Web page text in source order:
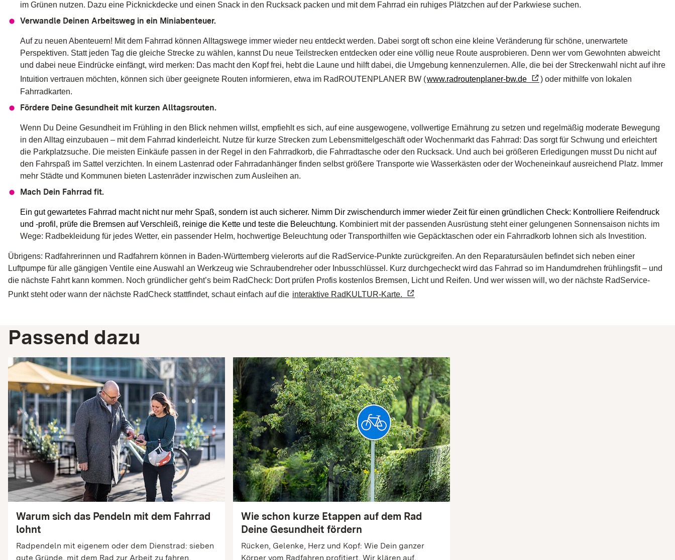
im Grünen nutzen. Dazu eine Picknickdecke und einen Snack in den Rucksack packen und mit dem Fahrrad ein ruhiges Plätzchen auf der Parkwiese suchen.
Verwandle Deinen Arbeitsweg in ein Miniabenteuer.
Auf zu neuen Abenteuern! Mit dem Fahrrad können Alltagswege immer wieder neu entdeckt werden. Dabei sorgt oft schon eine kleine Veränderung für schöne, unerwartete
Perspektiven. Statt jeden Tag die gleiche Strecke zu wählen, kannst Du neue Teilstrecken entdecken oder eine völlig neue Route ausprobieren. Denn wer vom Gewohnten abweicht
und dabei neue Eindrücke einfängt, wird merken: Das macht den Kopf frei, hebt die Laune und hilft dabei, die Umgebung kennenzulernen. Alle, die bei der Streckenwahl nicht auf ihre
Intuition vertrauen möchten, können sich über geeignete Routen informieren, etwa im RadROUTENPLANER BW (www.rad­rou­ten­pla­ner-bw.de
) oder mithilfe von lokalen
Fahrradkarten.
Fördere Deine Gesundheit mit kurzen Alltagsrouten.
Wenn Du Deine Gesundheit im Frühling in den Blick nehmen willst, empfiehlt es sich, auf eine ausgewogene, vollwertige Ernährung zu setzen und regelmäßig moderate Bewegung
in den Alltag einzubauen – mit dem Fahrrad kinderleicht. Nutze für kurze Strecken zum Lebensmittelgeschäft oder Wochenmarkt das Fahrrad: Das sorgt für Schwung und erleichtert
die Parkplatzsuche. Die meisten Einkäufe passen in der Regel in den Fahrradkorb, die Fahrradtasche oder den Rucksack. Und auch bei größeren Erledigungen musst Du nicht auf
den Fahrspaß im Sattel verzichten. In einem Lastenrad oder Fahrradanhänger finden selbst größere Transporte wie Wasserkästen oder der Wocheneinkauf ausreichend Platz. Immer
mehr Städte und Kommunen bieten Lastenräder inzwischen zum Ausleihen an.
Mach Dein Fahrrad fit.
Ein gut gewartetes Fahrrad macht nicht nur mehr Spaß, sondern ist auch sicherer. Nimm Dir zwischendurch immer wieder Zeit für einen gründlichen Check: Kontrolliere Reifendruck
und -profil, prüfe die Bremsen auf Verschleiß, reinige die Kette und teste die Beleuchtung. Kombiniert mit der passenden Ausrüstung steht einer gelungenen Sonnensaison nichts im
Wege: Radbekleidung für jedes Wetter, ein passender Helm, hochwertige Beleuchtung oder Transporthilfen wie Gepäcktaschen oder ein Fahrradkorb lohnen sich als Investition.
Übrigens: Radfahrerinnen und Radfahrern können in Baden-Württemberg vielerorts auf die RadService-Punkte zurückgreifen. An den Reparatursäulen befindet sich neben einer
Luftpumpe für alle gängigen Ventile eine Auswahl an Werkzeug wie Schraubendreher oder Inbusschlüssel. Kurz durchgecheckt wird das Fahrrad so im Handumdrehen frühlingsfit – und
die nächste Fahrt kann kommen. Noch gründlicher geht’s beim RadCheck: Dort prüfen Profis kostenlos Bremsen, Licht und Reifen. Und wer wissen will, wo der nächste RadService-
Punkt steht oder wann der nächste RadCheck stattfindet, schaut einfach auf die interaktive RadKULTUR-Karte.
Passend dazu
Warum sich das Pendeln mit dem Fahrrad
lohnt
Radpendeln mit eigenem oder dem Dienstrad: sieben
gute Gründe, mit dem Rad zur Arbeit zu fahren.
Wie schon kurze Etappen auf dem Rad
Deine Gesundheit fördern
Rücken, Gelenke, Herz und Kopf: Wie Dein ganzer
Körper vom Radfahren profitiert. Wir klären auf,